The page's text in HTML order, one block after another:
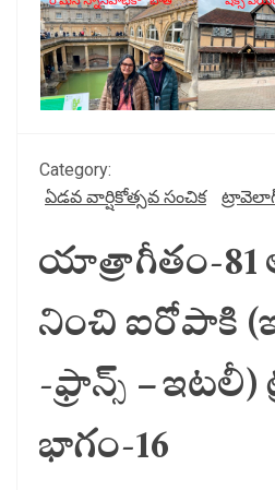
Category:
ఏడవ వార్షికోత్సవ సంచిక
యాత్రాగీతం-
నించి ఐరోపాకి
-ఫ్రాన్స్ –
భాగం-16